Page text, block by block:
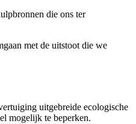
die ons ter
met de uitstoot die we
uitgebreide ecologische
mogelijk te beperken.